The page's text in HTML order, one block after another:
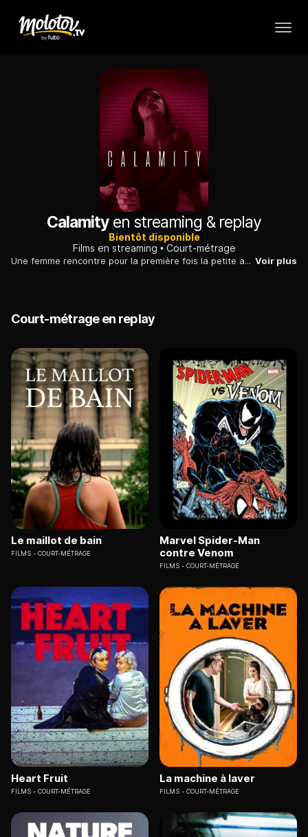
Calamityen streaming & replay
Bientôt disponible
Films en streaming
Court-métrage
Une femme rencontre pour la première fois la petite amie de son fils. Au cours du dîner, cette présence la bouleverse tant que la situation dérape. Voir plus
Court-métrage en replay
Le maillot de bain
FILMS COURT-MÉTRAGE
Marvel Spider-Man
contre Venom
FILMS COURT-MÉTRAGE
Heart Fruit
FILMS COURT-MÉTRAGE
La machine à laver
FILMS COURT-MÉTRAGE